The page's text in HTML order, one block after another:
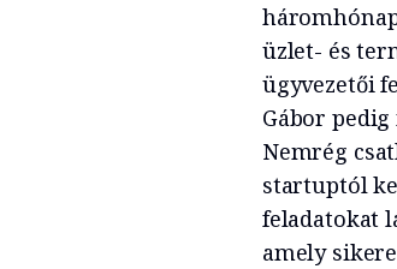
üzlet- és
ügyvezetői
Gábor
Nemrég
startuptól
feladatokat
amely